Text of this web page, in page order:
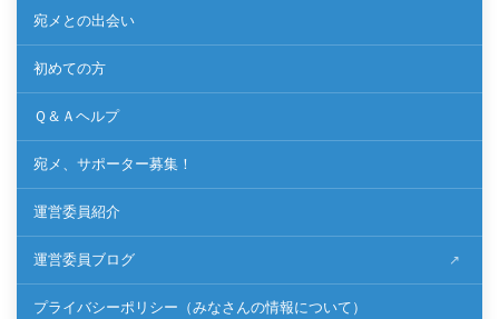
宛メとの出会い
初めての方
Ｑ＆Ａヘルプ
宛メ、サポーター募集！
運営委員紹介
運営委員ブログ
プライバシーポリシー（みなさんの情報について）